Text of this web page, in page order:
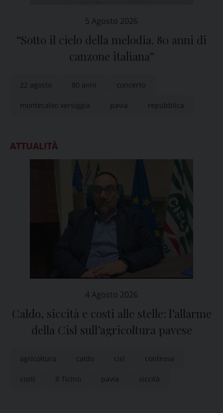
5 Agosto 2026
“Sotto il cielo della melodia. 80 anni di
canzone italiana”
22 agosto 80 anni concerto
montecalvo versiggia pavia repubblica
ATTUALITÀ
4 Agosto 2026
Caldo, siccità e costi alle stelle: l’allarme
della Cisl sull’agricoltura pavese
agricoltura caldo cisl contessa
costi Il Ticino pavia siccità